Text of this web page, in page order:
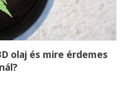
olaj és mire érdemes